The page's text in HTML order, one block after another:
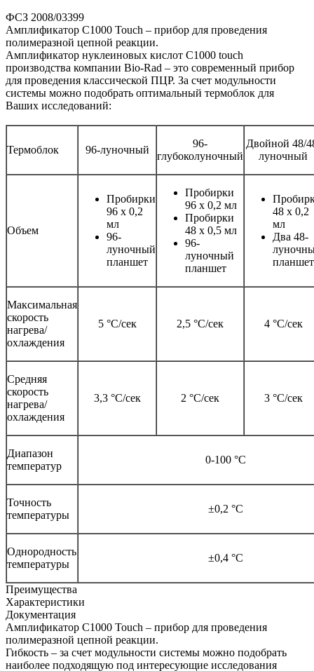
ФСЗ 2008/03399
Амплификатор C1000 Touch – прибор для проведения
полимеразной цепной реакции.
Амплификатор нуклеиновых кислот C1000 touch
производства компании Bio-Rad – это современный прибор
для проведения классической ПЦР. За счет модульности
системы можно подобрать оптимальный термоблок для
Ваших исследований:
Термоблок 96-луночный
96-
глубоколуночный
Двойной 48/
луночный
Объем
Пробирки
96 х 0,2
мл
96-
луночный
планшет
Пробирки
96 х 0,2 мл
Пробирки
48 х 0,5 мл
96-
луночный
планшет
48 х 0,2
мл
Два 48-
Максимальная
скорость
нагрева/
охлаждения
5 °С/сек 2,5 °С/сек 4 °С/сек
Средняя
скорость
нагрева/
охлаждения
3,3 °С/сек 2 °С/сек 3 °С/сек
Диапазон
температур
0-100 °С
Точность
температуры
±0,2 °С
Однородность
температуры
±0,4 °С
Преимущества
Характеристики
Документация
Амплификатор C1000 Touch – прибор для проведения
полимеразной цепной реакции.
Гибкость – за счет модульности системы можно подобрать
наиболее подходящую под интересующие исследования